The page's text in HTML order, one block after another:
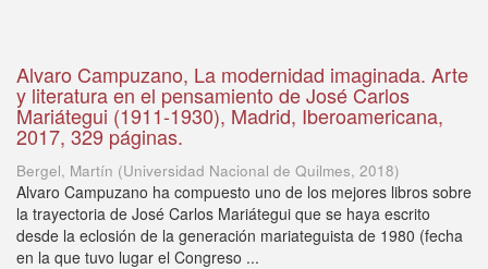
Alvaro Campuzano, La modernidad imaginada. Arte
y literatura en el pensamiento de José Carlos
Mariátegui (1911-1930), Madrid, Iberoamericana,
2017, 329 páginas.
Bergel, Martín (Universidad Nacional de Quilmes, 2018)
Alvaro Campuzano ha compuesto uno de los mejores libros sobre
la trayectoria de José Carlos Mariátegui que se haya escrito
desde la eclosión de la generación mariateguista de 1980 (fecha
en la que tuvo lugar el Congreso ...